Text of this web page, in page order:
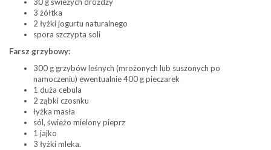
3 żółtka
2 łyżki jogurtu naturalnego
spora szczypta soli
Farsz grzybowy:
300 g grzybów leśnych (mrożonych lub suszonych po
namoczeniu) ewentualnie 400 g pieczarek
1 duża cebula
2 ząbki czosnku
łyżka masła
sól, świeżo mielony pieprz
1 jajko
3 łyżki mleka.